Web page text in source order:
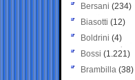
Bersani (234)
Biasotti (12)
Boldrini (4)
Bossi (1.221)
Brambilla (38)